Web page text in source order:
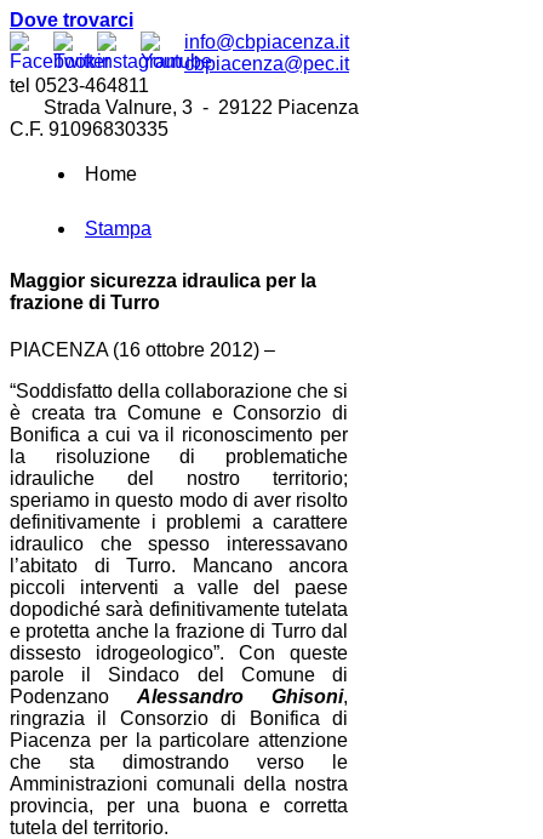
Dove trovarci
info@cbpiacenza.it
cbpiacenza@pec.it
tel 0523-464811
Strada Valnure, 3 - 29122 Piacenza
C.F. 91096830335
Home
Stampa
Maggior sicurezza idraulica per la
frazione di Turro
PIACENZA (16 ottobre 2012) –
“Soddisfatto della collaborazione che si
è creata tra Comune e Consorzio di
Bonifica a cui va il riconoscimento per
la risoluzione di problematiche
idrauliche del nostro territorio;
speriamo in questo modo di aver risolto
definitivamente i problemi a carattere
idraulico che spesso interessavano
l’abitato di Turro. Mancano ancora
piccoli interventi a valle del paese
dopodiché sarà definitivamente tutelata
e protetta anche la frazione di Turro dal
dissesto idrogeologico”. Con queste
parole il Sindaco del Comune di
PodenzanoAlessandro Ghisoni,
ringrazia il Consorzio di Bonifica di
Piacenza per la particolare attenzione
che sta dimostrando verso le
Amministrazioni comunali della nostra
provincia, per una buona e corretta
tutela del territorio.